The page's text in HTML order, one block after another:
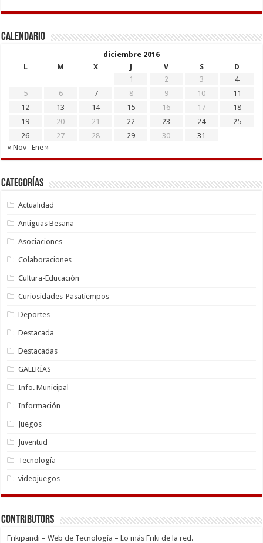
Calendario
diciembre 2016
L
M X J V S
D
1
2 3
4
5
6 7 8 9 10
11
12
13 14 15 16 17
18
19
20 21 22 23 24
25
26
27 28 29 30
31
« Nov
Ene »
Categorías
Actualidad
Antiguas Besana
Asociaciones
Colaboraciones
Cultura-Educación
Curiosidades-Pasatiempos
Deportes
Destacada
Destacadas
GALERÍAS
Info. Municipal
Información
Juegos
Juventud
Tecnología
videojuegos
Contributors
Frikipandi – Web de Tecnología – Lo más Friki de la red.